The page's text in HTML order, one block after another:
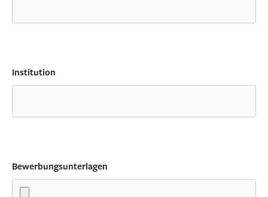
Institution
Bewerbungsunterlagen